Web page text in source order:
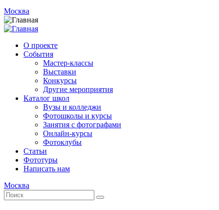
Москва
О проекте
События
Мастер-классы
Выставки
Конкурсы
Другие мероприятия
Каталог школ
Вузы и колледжи
Фотошколы и курсы
Занятия с фотографами
Онлайн-курсы
Фотоклубы
Статьи
Фототуры
Написать нам
Москва